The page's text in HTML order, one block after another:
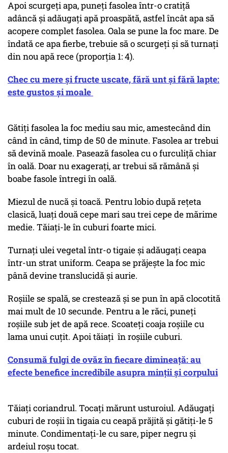
Apoi scurgeți apa, puneți fasolea într-o cratiță
adâncă și adăugați apă proaspătă, astfel încât apa să
acopere complet fasolea. Oala se pune la foc mare. De
îndată ce apa fierbe, trebuie să o scurgeți și să turnați
din nou apă rece (proporția 1: 4).
Chec cu mere și fructe uscate, fără unt și fără lapte:
este gustos și moale
Gătiți fasolea la foc mediu sau mic, amestecând din
când în când, timp de 50 de minute. Fasolea ar trebui
să devină moale. Pasează fasolea cu o furculiță chiar
în oală. Doar nu exagerați, ar trebui să rămână și
boabe fasole întregi în oală.
Miezul de nucă și toacă. Pentru lobio după rețeta
clasică, luați două cepe mari sau trei cepe de mărime
medie. Tăiați-le în cuburi foarte mici.
Turnați ulei vegetal într-o tigaie și adăugați ceapa
într-un strat uniform. Ceapa se prăjește la foc mic
până devine translucidă și aurie.
Roșiile se spală, se crestează și se pun în apă clocotită
mai mult de 10 secunde. Pentru a le răci, puneți
roșiile sub jet de apă rece. Scoateți coaja roșiile cu
lama unui cuțit. Apoi tăiați în roșiile cuburi.
Consumă fulgi de ovăz în fiecare dimineață: au
efecte benefice incredibile asupra minții și corpului
Tăiați coriandrul. Tocați mărunt usturoiul. Adăugați
cuburi de roșii în tigaia cu ceapă prăjită și gătiți-le 5
minute. Condimentați-le cu sare, piper negru și
ardeiul roșu tocat.